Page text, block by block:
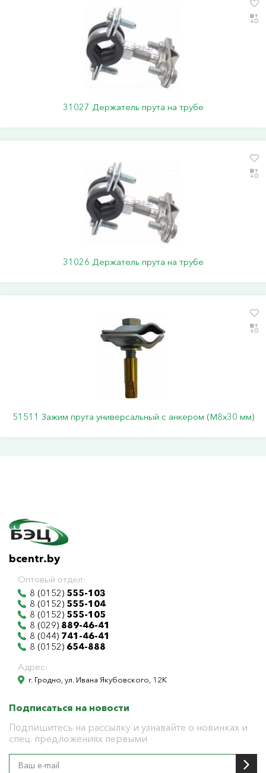
31027 Держатель прута на трубе
31026 Держатель прута на трубе
51511 Зажим прута универсальный с анкером (M8x30 мм)
bcentr.by
Оптовый отдел:
8 (0152) 555-103
8 (0152) 555-104
8 (0152) 555-105
8 (029) 889-46-41
8 (044) 741-46-41
8 (0152) 654-888
Адрес:
г. Гродно, ул. Ивана Якубовского, 12К
Подписаться на новости
Подпишитесь на рассылку и узнавайте о новинках и
спец. предложениях первыми